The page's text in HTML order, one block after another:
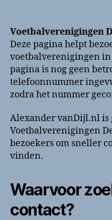
Voetbalverenigingen
Deze pagina helpt
voetbalverenigingen in
pagina is nog geen
telefoonnummer
zodra het nummer
Alexander vanDijl.nl is
Voetbalverenigingen
bezoekers om sneller
vinden.
Waarvoor
contact?